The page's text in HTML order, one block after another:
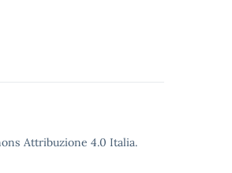
Attribuzione 4.0 Italia.